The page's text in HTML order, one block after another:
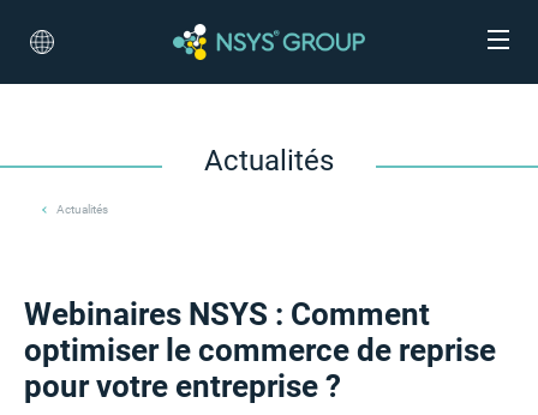
Actualités
Actualités
Webinaires NSYS : Comment
optimiser le commerce de reprise
pour votre entreprise ?